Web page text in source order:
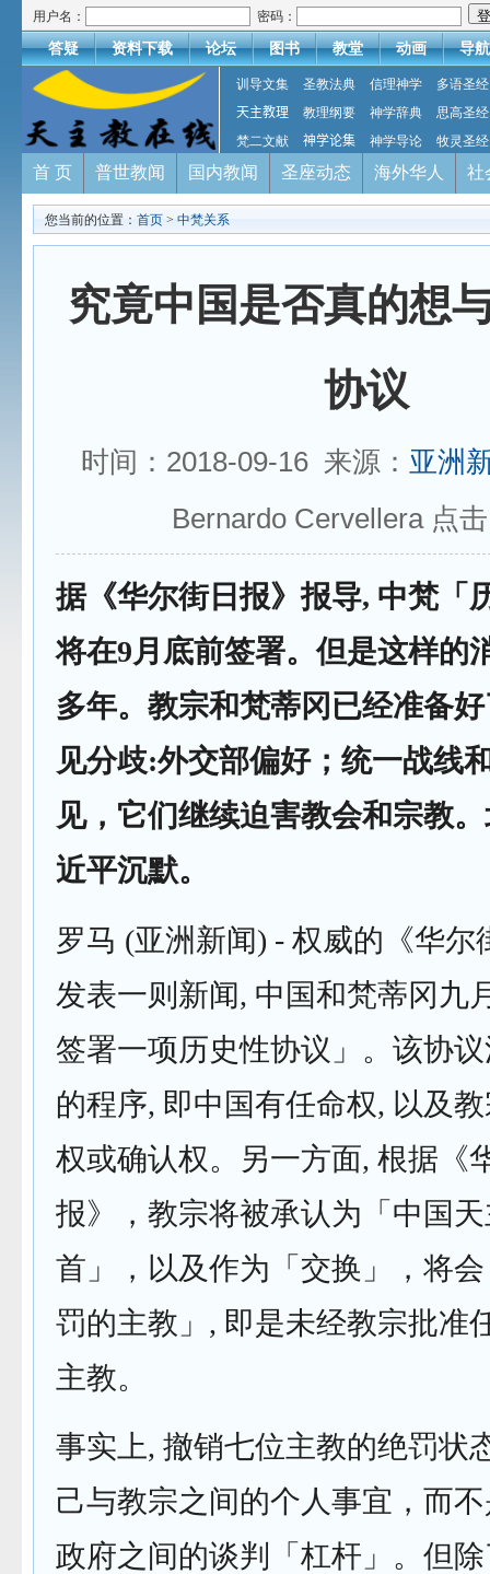
用户名： 密码：
答疑 资料下载 论坛 图书 教堂 动画 导航
训导文集 圣教法典 信理神学
多语圣经
天主教理
教理纲要 神学辞典
思高圣经
梵二文献
神学论集 神学导论 牧灵圣经
首 页 普世教闻 国内教闻 圣座动态 海外华人 社
您当前的位置： 首页 > 中梵关系
究竟中国是否真的想
协议
时间：2018-09-16 来源： 亚洲
Bernardo Cervellera 点
据《华尔街日报》报导, 中梵「
将在9月底前签署。但是这样的
多年。教宗和梵蒂冈已经准备
见分歧:外交部偏好；统一战线
见，它们继续迫害教会和宗教
近平沉默。
罗马 (亚洲新闻) - 权威的《华尔
发表一则新闻, 中国和梵蒂冈九
签署一项历史性协议」。该协
的程序, 即中国有任命权, 以及
权或确认权。另一方面, 根据《
报》，教宗将被承认为「中国
首」，以及作为「交换」，将
罚的主教」, 即是未经教宗批准
主教。
事实上, 撤销七位主教的绝罚状
己与教宗之间的个人事宜，而
政府之间的谈判「杠杆」。但